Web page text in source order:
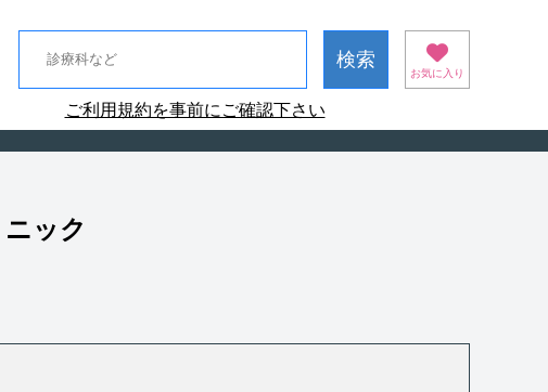
お気に入り
ご利用規約を事前にご確認下さい
ック